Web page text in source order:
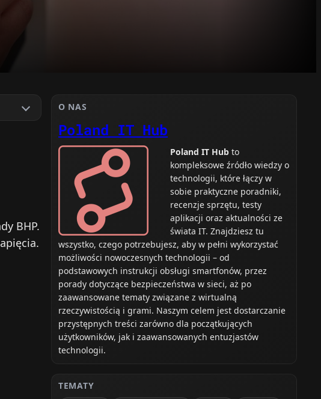
BHP.
O NAS
Poland IT Hub
Poland IT Hub to
kompleksowe źródło wiedzy o
technologii, które łączy w
sobie praktyczne poradniki,
recenzje sprzętu, testy
aplikacji oraz aktualności ze
świata IT. Znajdziesz tu
wszystko, czego potrzebujesz, aby w pełni wykorzystać
możliwości nowoczesnych technologii – od
podstawowych instrukcji obsługi smartfonów, przez
porady dotyczące bezpieczeństwa w sieci, aż po
zaawansowane tematy związane z wirtualną
rzeczywistością i grami. Naszym celem jest dostarczanie
przystępnych treści zarówno dla początkujących
użytkowników, jak i zaawansowanych entuzjastów
technologii.
TEMATY